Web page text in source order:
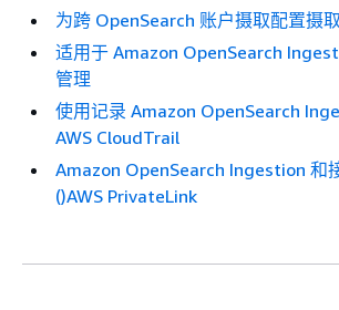
为跨 OpenSearch 账户摄取配置摄
适用于 Amazon OpenSearch
管理
使用记录 Amazon OpenSearch
AWS CloudTrail
Amazon OpenSearch Ingestion 和
()AWS PrivateLink